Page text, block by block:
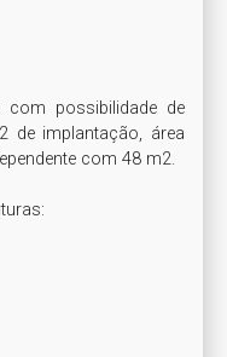
possibilidade de
de implantação, área
com 48 m2.